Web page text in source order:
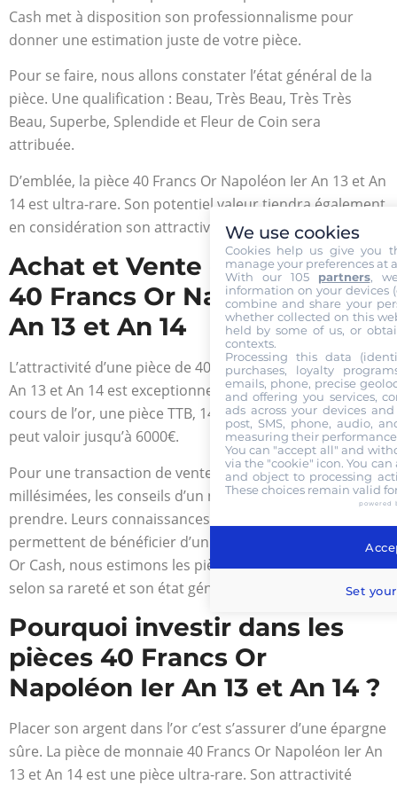
Cash met à disposition son professionnalisme pour
donner une estimation juste de votre pièce.
Pour se faire, nous allons constater l’état général de la
pièce. Une qualification : Beau, Très Beau, Très Très
Beau, Superbe, Splendide et Fleur de Coin sera
attribuée.
D’emblée, la pièce 40 Francs Or Napoléon Ier An 13 et An
14 est ultra-rare. Son potentiel valeur tiendra également
en considération son attractivité élevée.
Achat et Vente d’une pièce
40 Francs Or Napoléon Ier
An 13 et An 14
L’attractivité d’une pièce de 40 Francs Or Napoléon Ier
An 13 et An 14 est exceptionnellement élevée. Suivant le
cours de l’or, une pièce TTB, 14 large, frappée à Turin
peut valoir jusqu’à 6000€.
Pour une transaction de vente et d’achat de pièces
millésimées, les conseils d’un numismate sont bons à
prendre. Leurs connaissances accrues dans ce domaine
permettent de bénéficier d’un prix attractif. Chez Gold
Or Cash, nous estimons les pièces et donnons un prix
selon sa rareté et son état général de conservation.
Pourquoi investir dans les
pièces 40 Francs Or
Napoléon Ier An 13 et An 14 ?
Placer son argent dans l’or c’est s’assurer d’une épargne
sûre. La pièce de monnaie 40 Francs Or Napoléon Ier An
13 et An 14 est une pièce ultra-rare. Son attractivité
We use cookies
Cookies help us give you
manage your preferences at
With our 105 partners,
information on your devices
combine and share your
whether collected on this
held by some of us, or
contexts.
Processing this data
purchases, loyalty
emails, phone, precise
and offering you services,
ads across your devices
post, SMS, phone, audio,
measuring their
You can "accept all" and
via the "cookie" icon. You
and object to processing
These choices remain valid
powered
Set